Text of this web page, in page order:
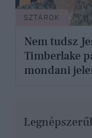
SZTÁROK
Nem tudsz
Timberlake
mondani